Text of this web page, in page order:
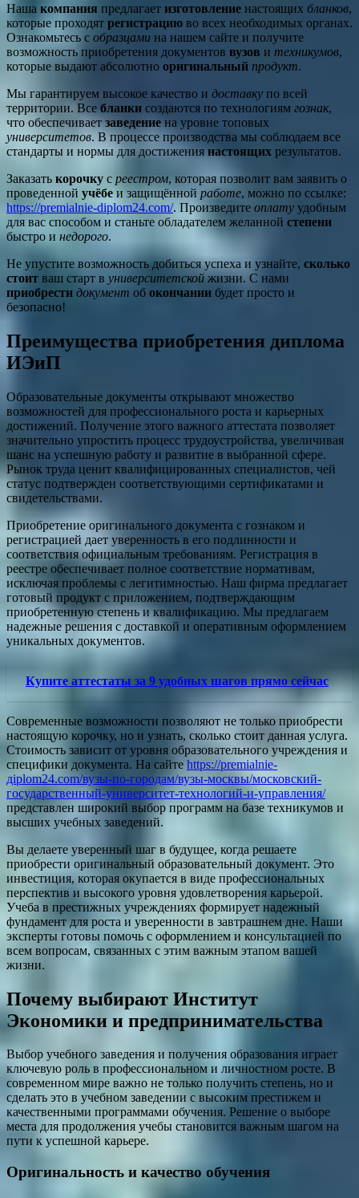
Наша компания предлагает изготовление настоящих бланков,
которые проходят регистрацию во всех необходимых органах.
Ознакомьтесь с образцами на нашем сайте и получите
возможность приобретения документов вузов и техникумов,
которые выдают абсолютно оригинальный продукт.
Мы гарантируем высокое качество и доставку по всей
территории. Все бланки создаются по технологиям гознак,
что обеспечивает заведение на уровне топовых
университетов. В процессе производства мы соблюдаем все
стандарты и нормы для достижения настоящих результатов.
Заказать корочку с реестром, которая позволит вам заявить о
проведенной учёбе и защищённой работе, можно по ссылке:
https://premialnie-diplom24.com/. Произведите оплату удобным
для вас способом и станьте обладателем желанной степени
быстро и недорого.
Не упустите возможность добиться успеха и узнайте, сколько
стоит ваш старт в университетскойжизни. С нами
приобрести документ об окончании будет просто и
безопасно!
Преимущества приобретения диплома
ИЭиП
Образовательные документы открывают множество
возможностей для профессионального роста и карьерных
достижений. Получение этого важного аттестата позволяет
значительно упростить процесс трудоустройства, увеличивая
шанс на успешную работу и развитие в выбранной сфере.
Рынок труда ценит квалифицированных специалистов, чей
статус подтвержден соответствующими сертификатами и
свидетельствами.
Приобретение оригинального документа с гознаком и
регистрацией дает уверенность в его подлинности и
соответствия официальным требованиям. Регистрация в
реестре обеспечивает полное соответствие нормативам,
исключая проблемы с легитимностью. Наш фирма предлагает
готовый продукт с приложением, подтверждающим
приобретенную степень и квалификацию. Мы предлагаем
надежные решения с доставкой и оперативным оформлением
уникальных документов.
Купите аттестаты за 9 удобных шагов прямо сейчас
Современные возможности позволяют не только приобрести
настоящую корочку, но и узнать, сколько стоит данная услуга.
Стоимость зависит от уровня образовательного учреждения и
специфики документа. На сайте https://premialnie-
дiplom24.com/вузы-по-городам/вузы-москвы/московский-
государственный-университет-технологий-и-управления/
представлен широкий выбор программ на базе техникумов и
высших учебных заведений.
Вы делаете уверенный шаг в будущее, когда решаете
приобрести оригинальный образовательный документ. Это
инвестиция, которая окупается в виде профессиональных
перспектив и высокого уровня удовлетворения карьерой.
Учеба в престижных учреждениях формирует надежный
фундамент для роста и уверенности в завтрашнем дне. Наши
эксперты готовы помочь с оформлением и консультацией по
всем вопросам, связанных с этим важным этапом вашей
жизни.
Почему выбирают Институт
Экономики и предпринимательства
Выбор учебного заведения и получения образования играет
ключевую роль в профессиональном и личностном росте. В
современном мире важно не только получить степень, но и
сделать это в учебном заведении с высоким престижем и
качественными программами обучения. Решение о выборе
места для продолжения учебы становится важным шагом на
пути к успешной карьере.
Оригинальность и качество обучения